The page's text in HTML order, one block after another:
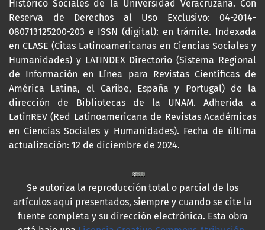
Histórico Sociales de la Universidad Veracruzana. Con
Reserva de Derechos al Uso Exclusivo: 04-2014-
080713125200-203 e ISSN (digital): en trámite. Indexada
en CLASE (Citas Latinoamericanas en Ciencias Sociales y
Humanidades) y LATINDEX Directorio (Sistema Regional
de Información en Línea para Revistas Científicas de
América Latina, el Caribe, España y Portugal) de la
dirección de Bibliotecas de la UNAM. Adherida a
LatinREV (Red Latinoamericana de Revistas Académicas
en Ciencias Sociales y Humanidades). Fecha de última
actualización: 12 de diciembre de 2024.
Se autoriza la reproducción total o parcial de los
artículos aquí presentados, siempre y cuando se cite la
fuente completa y su dirección electrónica. Esta obra